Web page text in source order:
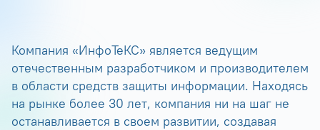
Компания «ИнфоТеКС» является ведущим
отечественным разработчиком и производителем
в области средств защиты информации. Находясь
на рынке более 30 лет, компания ни на шаг не
останавливается в своем развитии, создавая